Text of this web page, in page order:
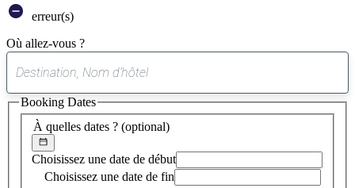
erreur(s)
Où allez-vous ?
suggestion
trouvée
À quelles dates ? (optional)
Choisissez une date de début
Choisissez une date de fin
Booking Dates